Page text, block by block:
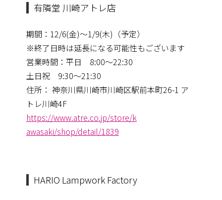
有隣堂 川崎アトレ店
期間：12/6(金)～1/9(木)（予定）
※終了日時は延長になる可能性もございます
営業時間：平日 8:00～22:30
土日祝 9:30～21:30
住所： 神奈川県川崎市川崎区駅前本町26-1 ア
トレ川崎4F
https://www.atre.co.jp/store/k
awasaki/shop/detail/1839
HARIO Lampwork Factory